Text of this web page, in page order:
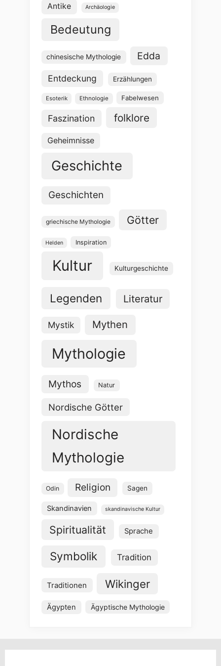
Antike Archäologie
Bedeutung
chinesische Mythologie Edda
Entdeckung Erzählungen
Esoterik Ethnologie Fabelwesen
Faszination folklore
Geheimnisse
Geschichte
Geschichten
griechische Mythologie Götter
Helden Inspiration
Kultur Kulturgeschichte
Legenden Literatur
Mystik Mythen
Mythologie
Mythos Natur
Nordische Götter
Nordische
Mythologie
Odin Religion Sagen
Skandinavien skandinavische Kultur
Spiritualität Sprache
Symbolik Tradition
Traditionen Wikinger
Ägypten Ägyptische Mythologie